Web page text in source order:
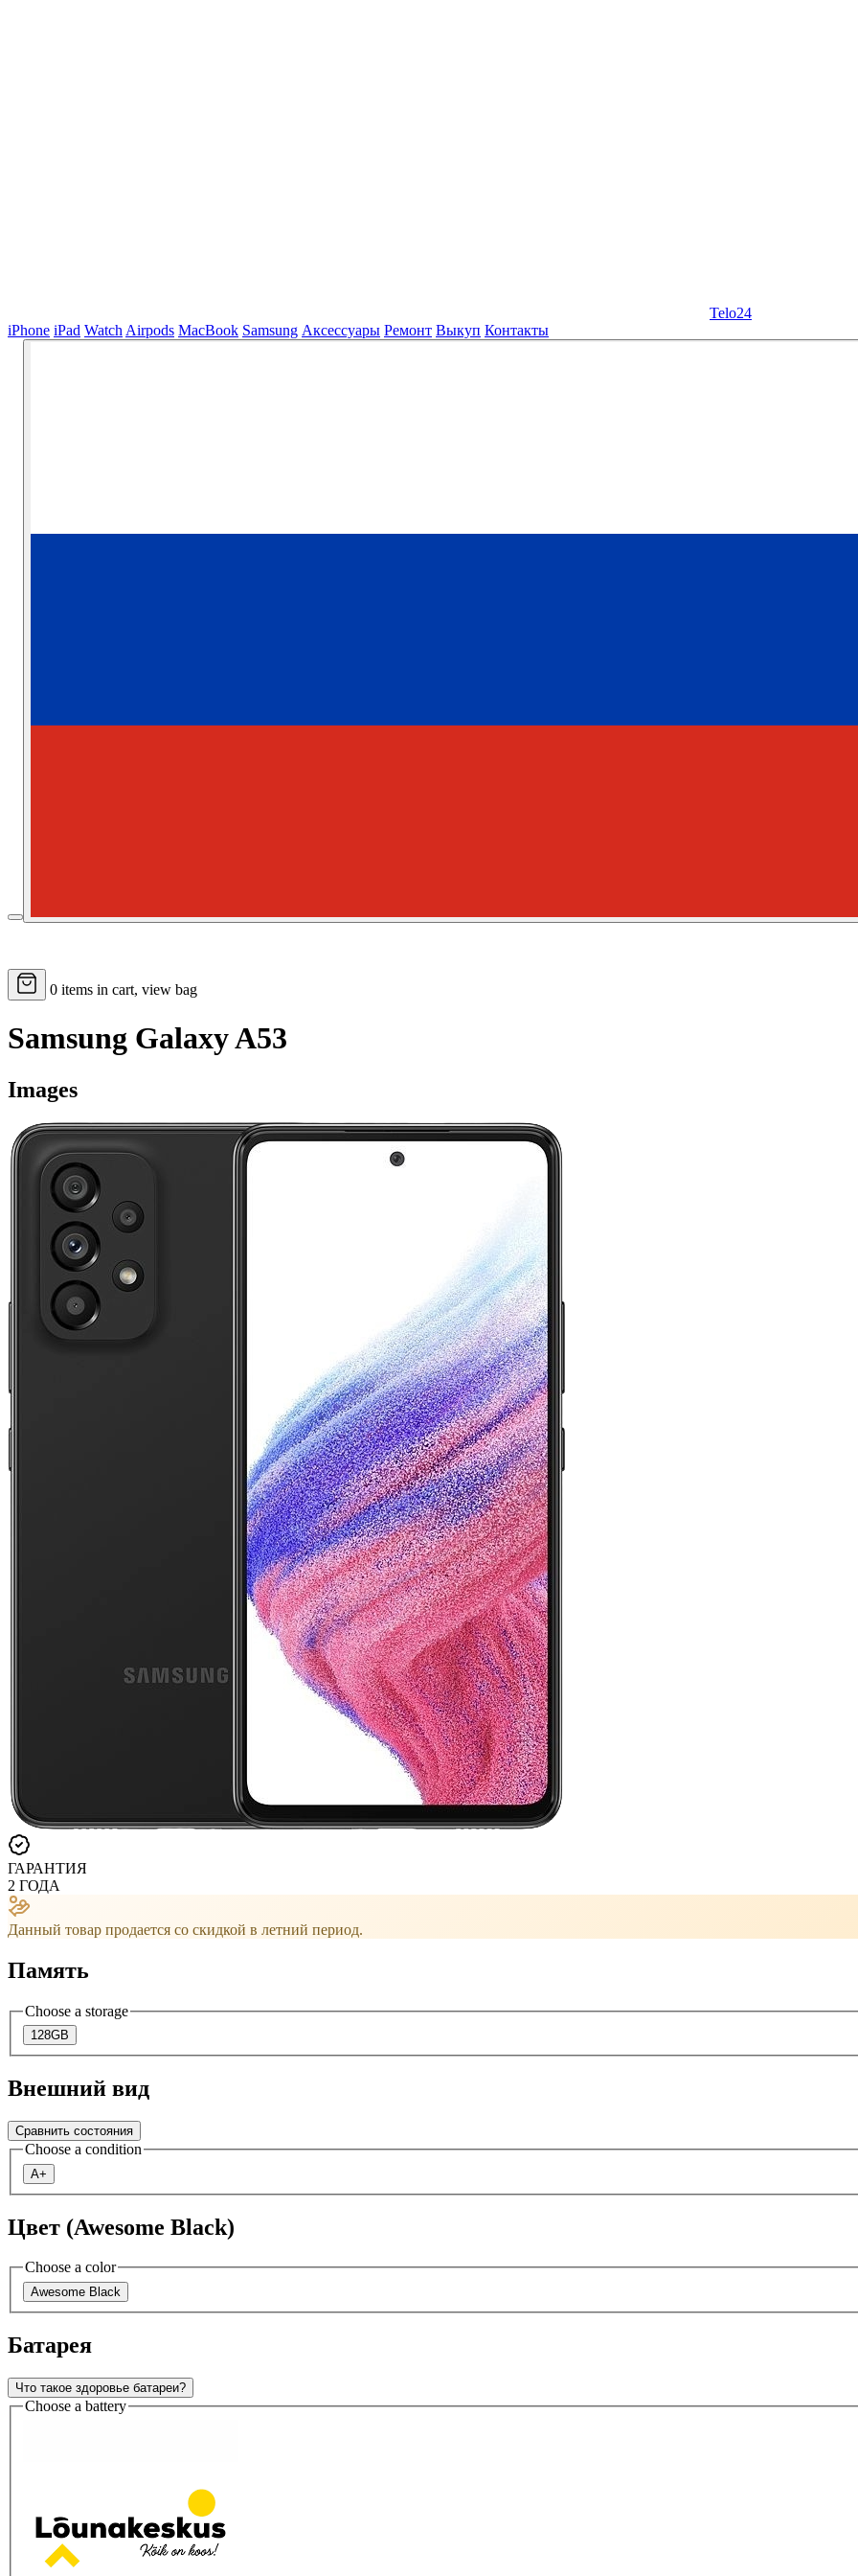
Telo24
iPhone iPad Watch Airpods MacBook Samsung Аксессуары Ремонт Выкуп Контакты
0 items in cart, view bag
Samsung Galaxy A53
Images
ГАРАНТИЯ
2 ГОДА
Данный товар продается со скидкой в ​​летний период.
Память
Choose a storage
128GB
Внешний вид
Сравнить состояния
Choose a condition
A+
Цвет (Awesome Black)
Choose a color
Awesome Black
Батарея
Что такое здоровье батареи?
Choose a battery